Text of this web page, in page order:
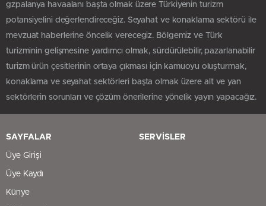
gzpalanya havaalanı başta olmak üzere Türkiyenin turizm
potansiyelini değerlendireceğiz. Seyahat ve konaklama sektörü ile
mevzuat haberlerine öncelik verecegiz. Bölgemiz ve Türk
turizminin gelişmesine yardımcı olmak, sürdürülebilir, pazarlanabilir
turizm ürün çesitlerinin ortaya çıkması için kamuoyu oluşturmak,
konaklama ve seyahat sektörleri başta olmak üzere alt ve yan
sektörlerin sorunları ve çözüm önerilerine yönelik yayın yapacağız.
SAYFALAR
Üye Girişi
Üye Kaydı
Künye
SERVİSLER